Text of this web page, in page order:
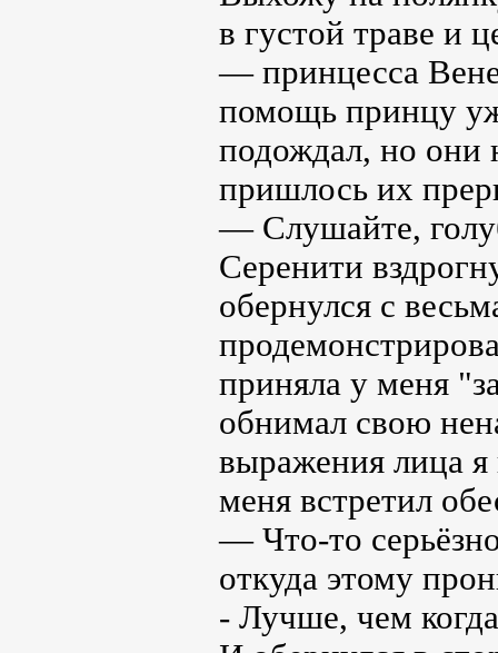
в густой траве и
— принцесса
помощь принцу
подождал, но они
пришлось их
— Слушайте,
Серенити
обернулся с
приняла у меня
обнимал свою
выражения лица я
меня встретил
— Что-то
откуда этому
- Лучше, чем